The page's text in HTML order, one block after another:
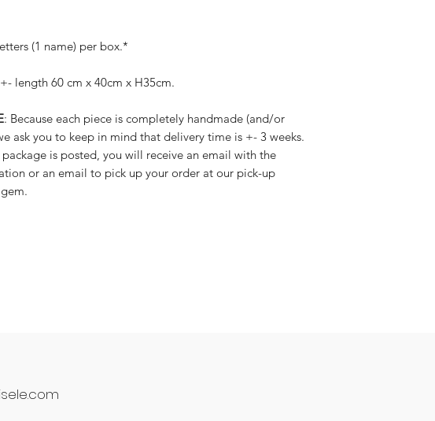
(1 name) per box.*
length 60 cm x 40cm x H35cm.
: Because each piece is completely handmade (and/or
ask you to keep in mind that delivery time is +- 3 weeks.
package is posted, you will receive an email with the
or an email to pick up your order at our pick-up